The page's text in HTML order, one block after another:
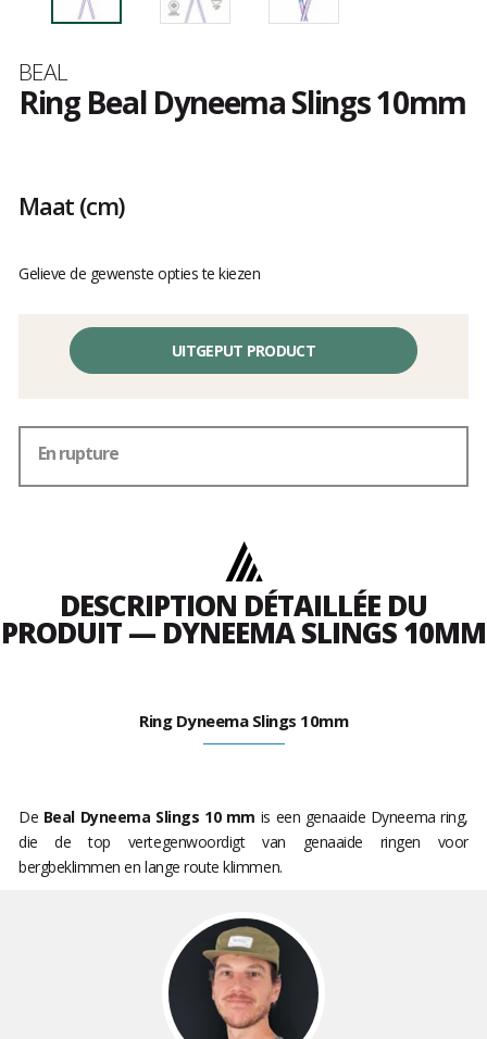
Merk
BEAL
Ring Beal Dyneema Slings 10mm
Maat (cm)
Gelieve de gewenste opties te kiezen
UITGEPUT PRODUCT
En rupture
DESCRIPTION DÉTAILLÉE DU
PRODUIT — DYNEEMA SLINGS 10MM
Ring Dyneema Slings 10mm
De Beal Dyneema Slings 10 mm is een genaaide Dyneema ring,
die de top vertegenwoordigt van genaaide ringen voor
bergbeklimmen en lange route klimmen.